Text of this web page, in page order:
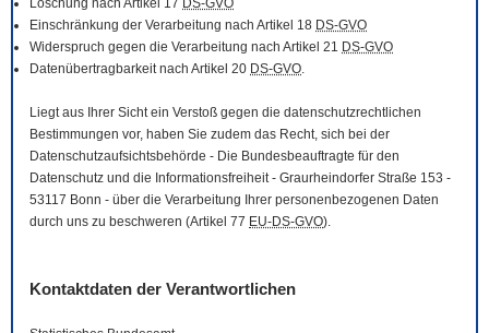
Löschung nach Artikel 17 DS-GVO
Einschränkung der Verarbeitung nach Artikel 18 DS-GVO
Widerspruch gegen die Verarbeitung nach Artikel 21 DS-GVO
Datenübertragbarkeit nach Artikel 20 DS-GVO.
Liegt aus Ihrer Sicht ein Verstoß gegen die datenschutzrechtlichen
Bestimmungen vor, haben Sie zudem das Recht, sich bei der
Datenschutzaufsichtsbehörde - Die Bundesbeauftragte für den
Datenschutz und die Informationsfreiheit - Graurheindorfer Straße 153 -
53117 Bonn - über die Verarbeitung Ihrer personenbezogenen Daten
durch uns zu beschweren (Artikel 77 EU-DS-GVO).
Kontaktdaten der Verantwortlichen